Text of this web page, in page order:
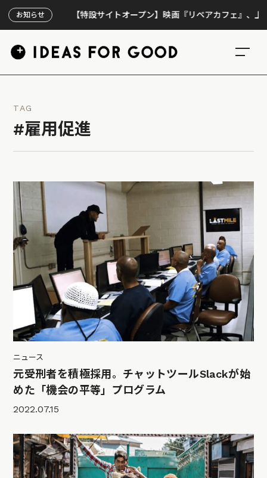
お知らせ【特設サイトオープン】映画『リペアカフェ』、上映300
TAG
#雇用促進
ニュース
元受刑者を積極採用。チャットツールSlackが始
めた「機会の平等」プログラム
2022.07.15